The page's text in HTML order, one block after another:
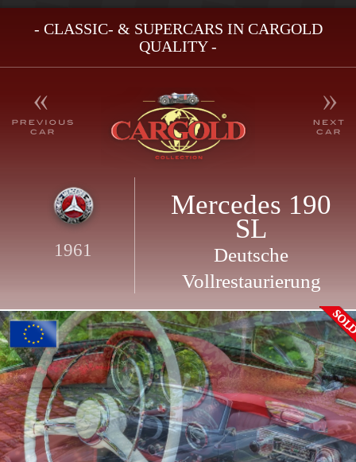
- CLASSIC- & SUPERCARS IN CARGOLD
QUALITY -
1961
Mercedes 190
SL
Deutsche
Vollrestaurierung